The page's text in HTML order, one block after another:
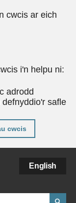
cwcis ar eich
i'n helpu ni:
adrodd
safle
cwcis
English